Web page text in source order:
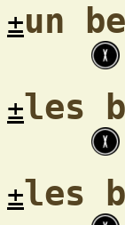
±un
±les
±les